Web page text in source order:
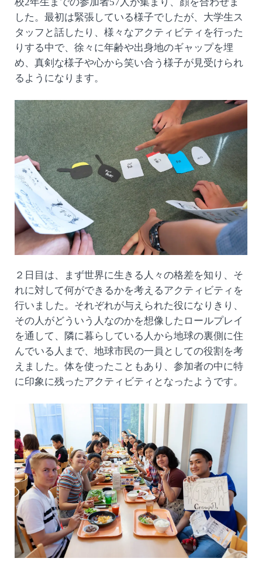
した。最初は緊張している様子でしたが、大学生ス
タッフと話したり、様々なアクティビティを行った
りする中で、徐々に年齢や出身地のギャップを埋
め、真剣な様子や心から笑い合う様子が見受けられ
るようになります。
２日目は、まず世界に生きる人々の格差を知り、そ
れに対して何ができるかを考えるアクティビティを
行いました。それぞれが与えられた役になりきり、
その人がどういう人なのかを想像したロールプレイ
を通して、隣に暮らしている人から地球の裏側に住
んでいる人まで、地球市民の一員としての役割を考
えました。体を使ったこともあり、参加者の中に特
に印象に残ったアクティビティとなったようです。